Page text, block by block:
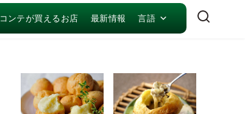
コンテが買えるお店 最新情報 言語